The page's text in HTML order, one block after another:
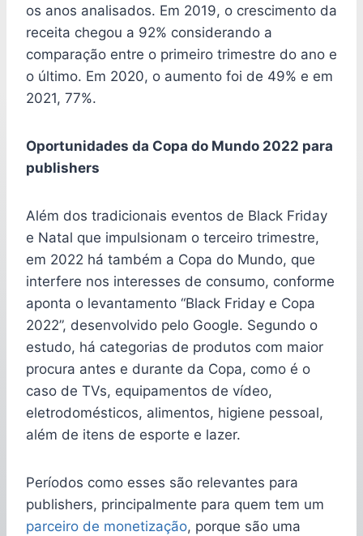
os anos analisados. Em 2019, o crescimento da
receita chegou a 92% considerando a
comparação entre o primeiro trimestre do ano e
o último. Em 2020, o aumento foi de 49% e em
2021, 77%.
Oportunidades da Copa do Mundo 2022 para
publishers
Além dos tradicionais eventos de Black Friday
e Natal que impulsionam o terceiro trimestre,
em 2022 há também a Copa do Mundo, que
interfere nos interesses de consumo, conforme
aponta o levantamento “Black Friday e Copa
2022”, desenvolvido pelo Google. Segundo o
estudo, há categorias de produtos com maior
procura antes e durante da Copa, como é o
caso de TVs, equipamentos de vídeo,
eletrodomésticos, alimentos, higiene pessoal,
além de itens de esporte e lazer.
Períodos como esses são relevantes para
publishers, principalmente para quem tem um
parceiro de monetização, porque são uma